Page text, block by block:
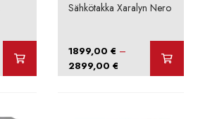
Sähkötakka Xaralyn Nero
1899,00€ –
2899,00€ Hintaluokka:
1899,00 €